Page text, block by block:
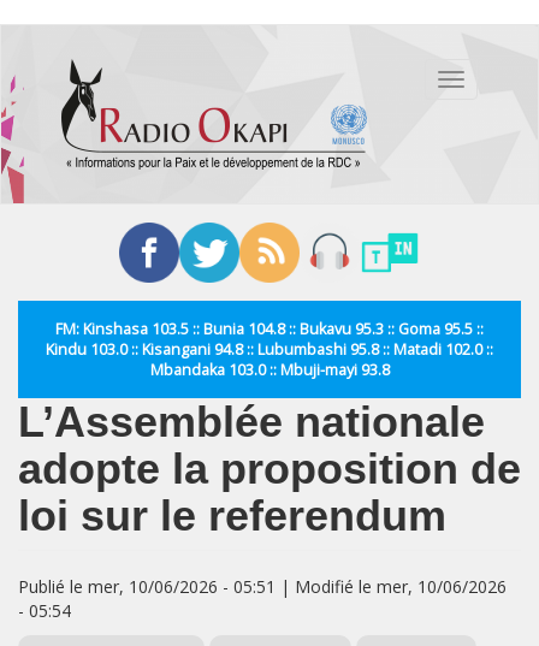
contenu
principal
Toggle
FM: Kinshasa 103.5 :: Bunia 104.8 :: Bukavu 95.3 :: Goma 95.5 ::
Kindu 103.0 :: Kisangani 94.8 :: Lubumbashi 95.8 :: Matadi 102.0 ::
Mbandaka 103.0 :: Mbuji-mayi 93.8
L’Assemblée nationale
adopte la proposition de
loi sur le referendum
Publié le mer, 10/06/2026 - 05:51 | Modifié le mer, 10/06/2026
- 05:54